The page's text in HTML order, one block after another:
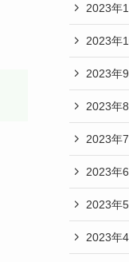
2023年
2023年
2023年
2023年
2023年
2023年
2023年
2023年